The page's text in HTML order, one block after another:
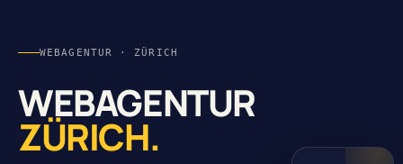
WEBAGENTUR · ZÜRICH
WEBAGENTUR
ZÜRICH.